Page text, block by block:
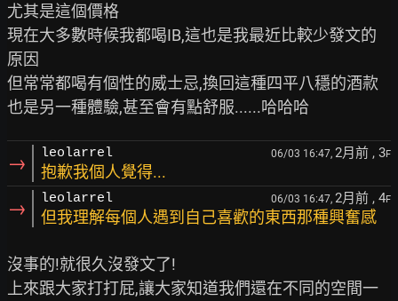
尤其是這個價格
現在大多數時候我都喝IB,這也是我最近比較少發文的
原因
但常常都喝有個性的威士忌,換回這種四平八穩的酒款
→ leolarrel 06/03 16:47, 2月前 , 3F
抱歉我個人覺得...
→ leolarrel 06/03 16:47, 2月前 , 4F
但我理解每個人遇到自己喜歡的東西那種興奮感
沒事的!就很久沒發文了!
上來跟大家打打屁,讓大家知道我們還在不同的空間一